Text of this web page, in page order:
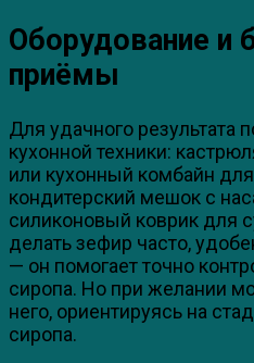
Оборудование и
приёмы
Для удачного результата
кухонной техники:
или кухонный комбайн
кондитерский мешок с
силиконовый коврик для
делать зефир часто,
— он помогает точно
сиропа. Но при желании
него, ориентируясь на
сиропа.